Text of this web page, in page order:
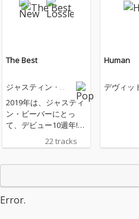
The Best
ジャスティン・ビ
2019年は、ジャスティ
ン・ビーバーにとっ
て、デビュー10週年!こ
れまでのジャスティン
のキャリアを総括し
22 tracks
Human
デヴィッ
Error.